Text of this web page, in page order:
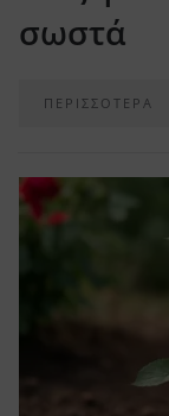
σωστά
ΠΕΡΙΣΣΟΤΕΡΑ